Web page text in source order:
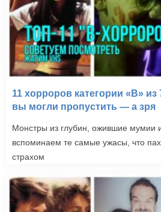
11 хорроров категории «B» из
вы могли пропустить — а зря
Монстры из глубин, ожившие
вспоминаем те самые ужасы, что
страхом